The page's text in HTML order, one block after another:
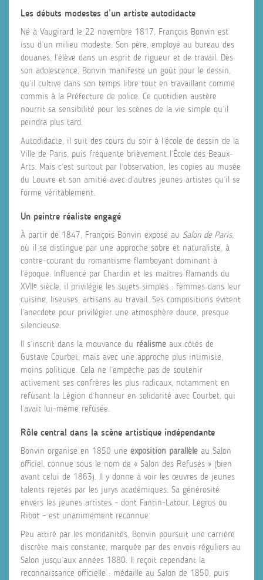
Les débuts modestes d’un artiste autodidacte
Né à Vaugirard le 22 novembre 1817, François Bonvin est
issu d’un milieu modeste. Son père, employé au bureau des
douanes, l’élève dans un esprit de rigueur et de travail. Dès
son adolescence, Bonvin manifeste un goût pour le dessin,
qu’il cultive dans son temps libre tout en travaillant comme
commis à la Préfecture de police. Ce quotidien austère
nourrit sa sensibilité pour les scènes de la vie simple qu’il
peindra plus tard.
Autodidacte, il suit des cours du soir à l’école de dessin de la
Ville de Paris, puis fréquente brièvement l’École des Beaux-
Arts. Mais c’est surtout par l’observation, les copies au musée
du Louvre et son amitié avec d’autres jeunes artistes qu’il se
forme véritablement.
Un peintre réaliste engagé
À partir de 1847, François Bonvin expose au Salon de Paris,
où il se distingue par une approche sobre et naturaliste, à
contre-courant du romantisme flamboyant dominant à
l’époque. Influencé par Chardin et les maîtres flamands du
XVIIᵉ siècle, il privilégie les sujets simples : femmes dans leur
cuisine, liseuses, artisans au travail. Ses compositions évitent
l’anecdote pour privilégier une atmosphère douce, presque
silencieuse.
Il s’inscrit dans la mouvance du réalisme aux côtés de
Gustave Courbet, mais avec une approche plus intimiste,
moins politique. Cela ne l’empêche pas de soutenir
activement ses confrères les plus radicaux, notamment en
refusant la Légion d’honneur en solidarité avec Courbet, qui
l’avait lui-même refusée.
Rôle central dans la scène artistique indépendante
Bonvin organise en 1850 une exposition parallèle au Salon
officiel, connue sous le nom de « Salon des Refusés » (bien
avant celui de 1863). Il y donne à voir les œuvres de jeunes
talents rejetés par les jurys académiques. Sa générosité
envers les jeunes artistes – dont Fantin-Latour, Legros ou
Ribot – est unanimement reconnue.
Peu attiré par les mondanités, Bonvin poursuit une carrière
discrète mais constante, marquée par des envois réguliers au
Salon jusqu’aux années 1880. Il reçoit cependant la
reconnaissance officielle : médaille au Salon de 1850, puis